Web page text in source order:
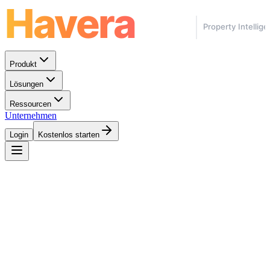
Produkt
Lösungen
Ressourcen
Unternehmen
Login Kostenlos starten